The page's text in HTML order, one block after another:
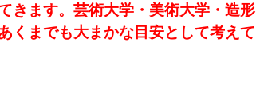
きます。芸術大学・美術大学・造形
くまでも大まかな目安として考えて